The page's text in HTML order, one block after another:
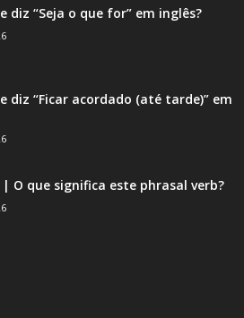
diz “Seja o que for” em inglês?
diz “Ficar acordado (até tarde)” em
| O que significa este phrasal verb?